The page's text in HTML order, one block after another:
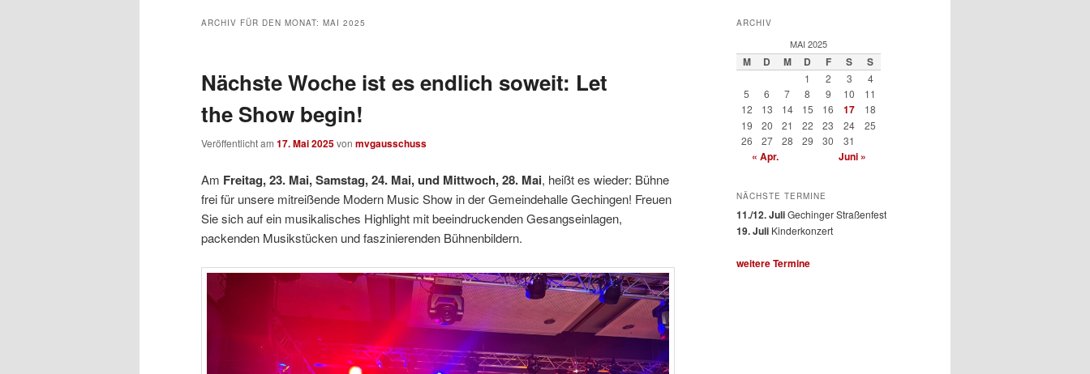
wechseln
ARCHIV FÜR DEN MONAT: MAI 2025
Nächste Woche ist es endlich soweit: Let
the Show begin!
Veröffentlicht am 17. Mai 2025von mvgausschuss
Am Freitag, 23. Mai, Samstag, 24. Mai, und Mittwoch, 28. Mai, heißt es wieder: Bühne
frei für unsere mitreißende Modern Music Show in der Gemeindehalle Gechingen! Freuen
Sie sich auf ein musikalisches Highlight mit beeindruckenden Gesangseinlagen,
packenden Musikstücken und faszinierenden Bühnenbildern.
ARCHIV
MAI 2025
M D M D F S S
1 2 3
4
5
6 7 8 9 10
11
12
13 14 15 16 17
18
19
20 21 22 23 24
25
26
27 28 29 30 31
« Apr. Juni »
NÄCHSTE TERMINE
11./12. JuliGechinger Straßenfest
19. Juli Kinderkonzert
weitere Termine